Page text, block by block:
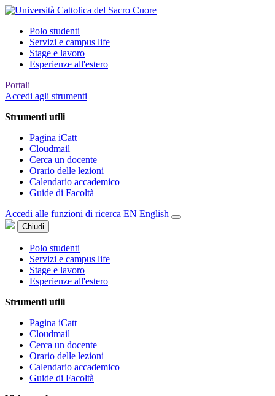
Polo studenti
Servizi e campus life
Stage e lavoro
Esperienze all'estero
Portali
Accedi agli strumenti
Strumenti utili
Pagina iCatt
Cloudmail
Cerca un docente
Orario delle lezioni
Calendario accademico
Guide di Facoltà
Accedi alle funzioni di ricerca EN English
Chiudi
Polo studenti
Servizi e campus life
Stage e lavoro
Esperienze all'estero
Strumenti utili
Pagina iCatt
Cloudmail
Cerca un docente
Orario delle lezioni
Calendario accademico
Guide di Facoltà